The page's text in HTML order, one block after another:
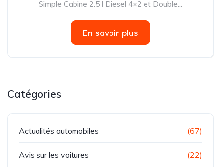
Simple Cabine 2.5 l Diesel 4×2 et Double...
En savoir plus
Catégories
Actualités automobiles (67)
Avis sur les voitures (22)